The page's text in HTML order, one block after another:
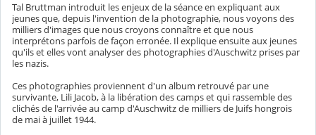
Tal Bruttman introduit les enjeux de la séance en expliquant aux
jeunes que, depuis l'invention de la photographie, nous voyons des
milliers d'images que nous croyons connaître et que nous
interprétons parfois de façon erronée. Il explique ensuite aux jeunes
qu'ils et elles vont analyser des photographies d'Auschwitz prises par
les nazis.
Ces photographies proviennent d'un album retrouvé par une
survivante, Lili Jacob, à la libération des camps et qui rassemble des
clichés de l'arrivée au camp d'Auschwitz de milliers de Juifs hongrois
de mai à juillet 1944.